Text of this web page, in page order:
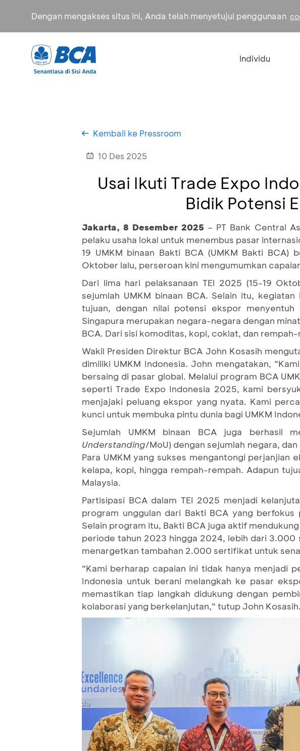
Dengan mengakses situs ini, Anda telah menyetujui penggunaan
Individu
Kembali ke Pressroom
10 Des 2025
Usai Ikuti Trade Expo
Bidik Potensi
Jakarta, 8 Desember 2025 – PT Bank Central
pelaku usaha lokal untuk menembus pasar
19 UMKM binaan Bakti BCA (UMKM Bakti BCA)
Oktober lalu, perseroan kini mengumumkan
Dari lima hari pelaksanaan TEI 2025 (15-19
sejumlah UMKM binaan BCA. Selain itu,
tujuan, dengan nilai potensi ekspor menyentuh
Singapura merupakan negara-negara dengan
BCA. Dari sisi komoditas, kopi, coklat, dan
Wakil Presiden Direktur BCA John Kosasih
dimiliki UMKM Indonesia. John mengatakan,
bersaing di pasar global. Melalui program BCA
seperti Trade Expo Indonesia 2025, kami
menjajaki peluang ekspor yang nyata. Kami
kunci untuk membuka pintu dunia bagi UMKM
Sejumlah UMKM binaan BCA juga berhasil
Understanding/MoU) dengan sejumlah negara,
Para UMKM yang sukses mengantongi
kelapa, kopi, hingga rempah-rempah. Adapun
Malaysia.
Partisipasi BCA dalam TEI 2025 menjadi
program unggulan dari Bakti BCA yang
Selain program itu, Bakti BCA juga aktif
periode tahun 2023 hingga 2024, lebih dari
menargetkan tambahan 2.000 sertifikat untuk
“Kami berharap capaian ini tidak hanya menjadi
Indonesia untuk berani melangkah ke pasar
memastikan tiap langkah didukung dengan
kolaborasi yang berkelanjutan,” tutup John Kosasih.